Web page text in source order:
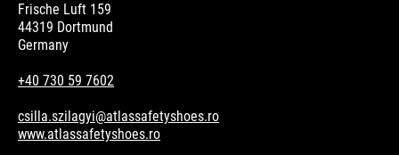
Frische Luft 159
44319 Dortmund
Germany
+40 730 59 7602
csilla.szilagyi@atlassafetyshoes.ro
www.atlassafetyshoes.ro